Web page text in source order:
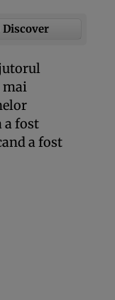
mai
a fost
a fost